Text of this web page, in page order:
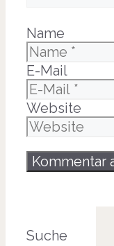
Name
E-Mail
Website
Suche